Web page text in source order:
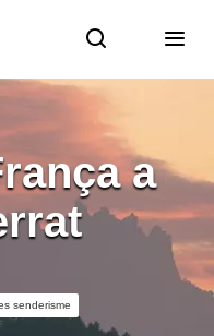
a
senderisme